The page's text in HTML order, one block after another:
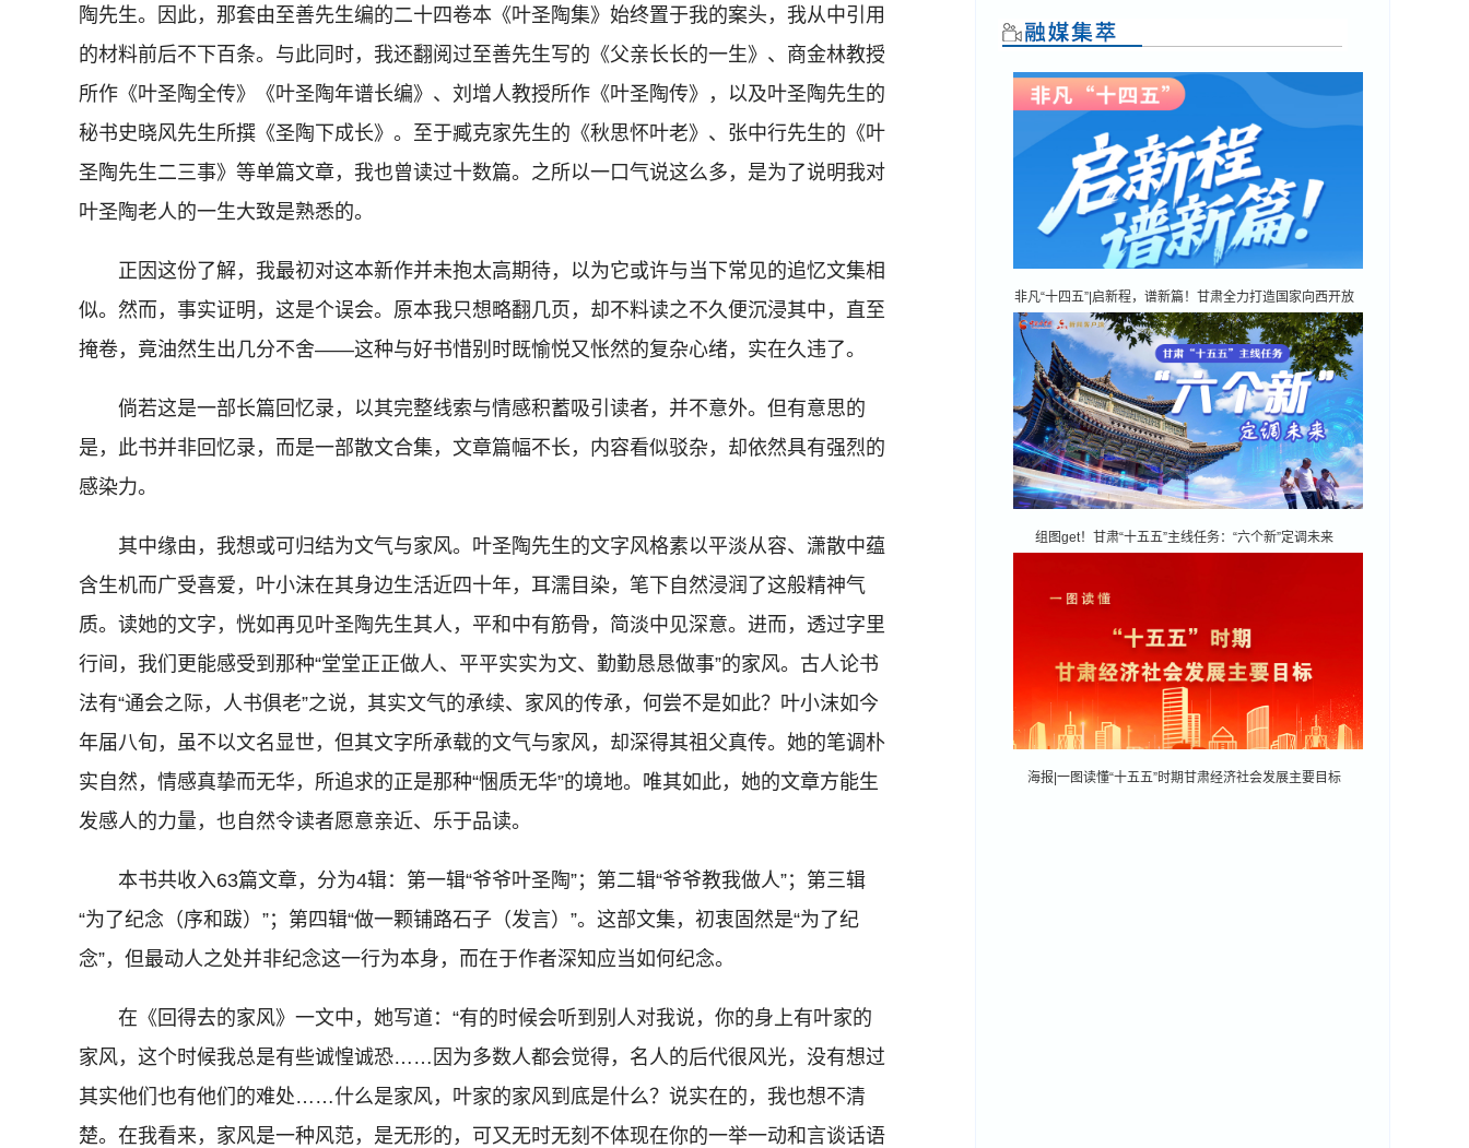
陶先生。因此，那套由至善先生编的二十四卷本《叶圣陶集》始终置于我的案头，我从中引用
的材料前后不下百条。与此同时，我还翻阅过至善先生写的《父亲长长的一生》、商金林教授
所作《叶圣陶全传》《叶圣陶年谱长编》、刘增人教授所作《叶圣陶传》，以及叶圣陶先生的
秘书史晓风先生所撰《圣陶下成长》。至于臧克家先生的《秋思怀叶老》、张中行先生的《叶
圣陶先生二三事》等单篇文章，我也曾读过十数篇。之所以一口气说这么多，是为了说明我对
叶圣陶老人的一生大致是熟悉的。
正因这份了解，我最初对这本新作并未抱太高期待，以为它或许与当下常见的追忆文集相
似。然而，事实证明，这是个误会。原本我只想略翻几页，却不料读之不久便沉浸其中，直至
掩卷，竟油然生出几分不舍——这种与好书惜别时既愉悦又怅然的复杂心绪，实在久违了。
倘若这是一部长篇回忆录，以其完整线索与情感积蓄吸引读者，并不意外。但有意思的
是，此书并非回忆录，而是一部散文合集，文章篇幅不长，内容看似驳杂，却依然具有强烈的
感染力。
其中缘由，我想或可归结为文气与家风。叶圣陶先生的文字风格素以平淡从容、潇散中蕴
含生机而广受喜爱，叶小沫在其身边生活近四十年，耳濡目染，笔下自然浸润了这般精神气
质。读她的文字，恍如再见叶圣陶先生其人，平和中有筋骨，简淡中见深意。进而，透过字里
行间，我们更能感受到那种“堂堂正正做人、平平实实为文、勤勤恳恳做事”的家风。古人论书
法有“通会之际，人书俱老”之说，其实文气的承续、家风的传承，何尝不是如此？叶小沫如今
年届八旬，虽不以文名显世，但其文字所承载的文气与家风，却深得其祖父真传。她的笔调朴
实自然，情感真挚而无华，所追求的正是那种“悃质无华”的境地。唯其如此，她的文章方能生
发感人的力量，也自然令读者愿意亲近、乐于品读。
本书共收入63篇文章，分为4辑：第一辑“爷爷叶圣陶”；第二辑“爷爷教我做人”；第三辑
“为了纪念（序和跋）”；第四辑“做一颗铺路石子（发言）”。这部文集，初衷固然是“为了纪
念”，但最动人之处并非纪念这一行为本身，而在于作者深知应当如何纪念。
在《回得去的家风》一文中，她写道：“有的时候会听到别人对我说，你的身上有叶家的
家风，这个时候我总是有些诚惶诚恐……因为多数人都会觉得，名人的后代很风光，没有想过
其实他们也有他们的难处……什么是家风，叶家的家风到底是什么？说实在的，我也想不清
楚。在我看来，家风是一种风范，是无形的，可又无时无刻不体现在你的一举一动和言谈话语
非凡“十四五”|启新程，谱新篇！甘肃全力打造国家向西开放
战略通道
组图get！甘肃“十五五”主线任务：“六个新”定调未来
海报|一图读懂“十五五”时期甘肃经济社会发展主要目标